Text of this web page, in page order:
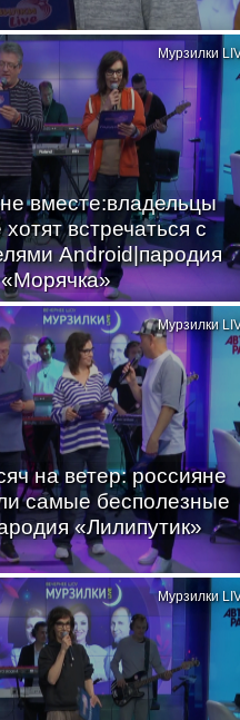
вместе:владельцы
встречаться с
Android|пародия
«Морячка»
Мурзилки
на ветер: россияне
самые бесполезные
«Лилипутик»
Мурзилки
Мурзилки